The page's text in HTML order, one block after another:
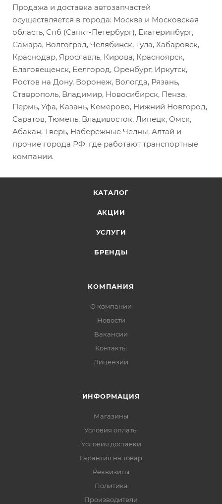
Продажа и доставка автозапчастей
осуществляется в города: Москва и Московская
область, Спб (Санкт-Петербург), Екатеринбург,
Самара, Волгоград, Челябинск, Тула, Хабаровск,
Краснодар, Ярославль, Кирова, Красноярск,
Благовещенск, Белгород, Оренбург, Иркутск,
Ростов на Дону, Воронеж, Вологда, Рязань,
Ставрополь, Владимир, Новосибирск, Пенза,
Пермь, Уфа, Казань, Кемерово, Нижний Новгород,
Саратов, Тюмень, Владивосток, Липецк, Омск,
Абакан, Тверь, Набережные Челны, Алтай и
прочие города РФ, где работают транспортные
компании.
КАТАЛОГ
АКЦИИ
УСЛУГИ
БРЕНДЫ
КОМПАНИЯ
О компании
Новости
Вакансии
Контакты
Лицензии
ИНФОРМАЦИЯ
Магазины
Условия оплаты
Условия доставки
Гарантия на товар
Реквизиты
Политика
Производители